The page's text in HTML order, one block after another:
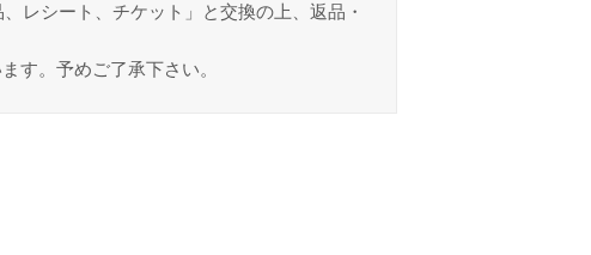
レシート、チケット」と交換の上、返品・
す。予めご了承下さい。